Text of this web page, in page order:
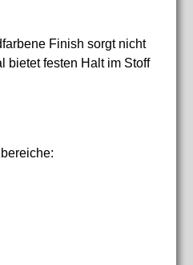
Finish sorgt nicht
bietet festen Halt im Stoff